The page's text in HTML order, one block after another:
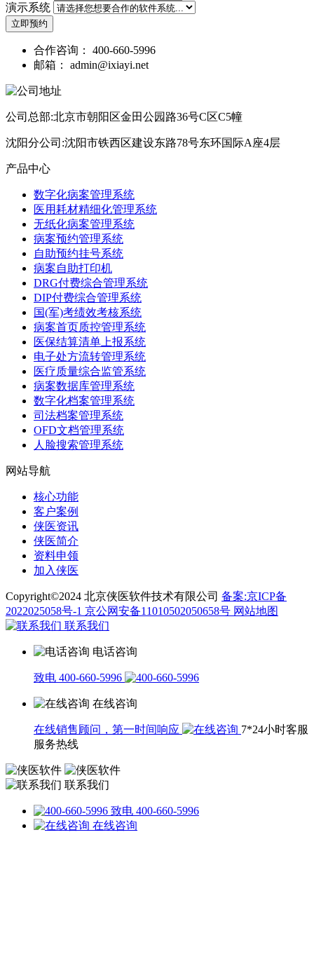
演示系统
立即预约
合作咨询： 400-660-5996
邮箱： admin@ixiayi.net
公司总部:北京市朝阳区金田公园路36号C区C5幢
沈阳分公司:沈阳市铁西区建设东路78号东环国际A座4层
产品中心
数字化病案管理系统
医用耗材精细化管理系统
无纸化病案管理系统
病案预约管理系统
自助预约挂号系统
病案自助打印机
DRG付费综合管理系统
DIP付费综合管理系统
国(军)考绩效考核系统
病案首页质控管理系统
医保结算清单上报系统
电子处方流转管理系统
医疗质量综合监管系统
病案数据库管理系统
数字化档案管理系统
司法档案管理系统
OFD文档管理系统
人脸搜索管理系统
网站导航
核心功能
客户案例
侠医资讯
侠医简介
资料申领
加入侠医
Copyright©2024 北京侠医软件技术有限公司 备案:京ICP备
2022025058号-1 京公网安备11010502050658号 网站地图
联系我们
电话咨询
致电 400-660-5996
在线咨询
在线销售顾问，第一时间响应
7*24小时客服
服务热线
联系我们
致电 400-660-5996
在线咨询